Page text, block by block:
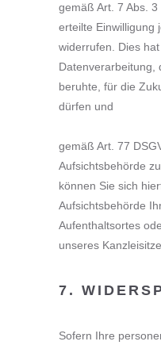
gemäß Art. 7 Abs.
erteilte Einwilligung
widerrufen. Dies
Datenverarbeitung,
beruhte, für die
dürfen und
gemäß Art. 77
Aufsichtsbehörde
können Sie sich
Aufsichtsbehörde
Aufenthaltsortes
unseres
7.
Sofern Ihre